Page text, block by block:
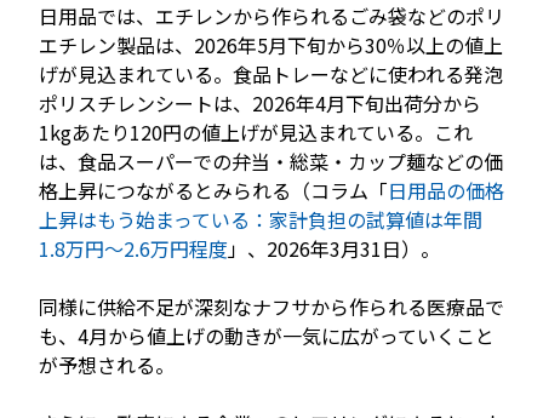
日用品では、エチレンから作られるごみ袋などのポリ
エチレン製品は、2026年5月下旬から30％以上の値上
げが見込まれている。食品トレーなどに使われる発泡
ポリスチレンシートは、2026年4月下旬出荷分から
1kgあたり120円の値上げが見込まれている。これ
は、食品スーパーでの弁当・総菜・カップ麺などの価
格上昇につながるとみられる（コラム「日用品の価格
上昇はもう始まっている：家計負担の試算値は年間
1.8万円～2.6万円程度」、2026年3月31日）。
同様に供給不足が深刻なナフサから作られる医療品で
も、4月から値上げの動きが一気に広がっていくこと
が予想される。